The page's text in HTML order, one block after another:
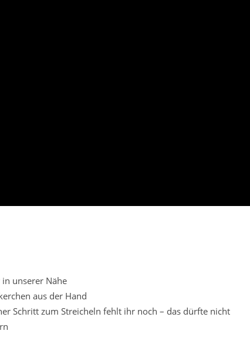
unserer Nähe
aus der Hand
Schritt zum Streicheln fehlt ihr noch – das dürfte nicht